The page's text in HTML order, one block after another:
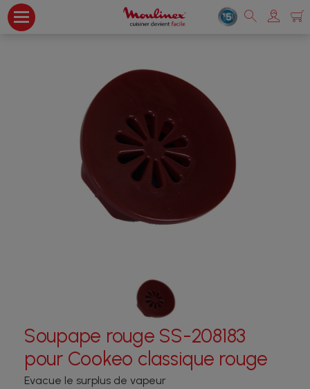
Soupape rouge SS-208183
pour Cookeo classique rouge
Evacue le surplus de vapeur